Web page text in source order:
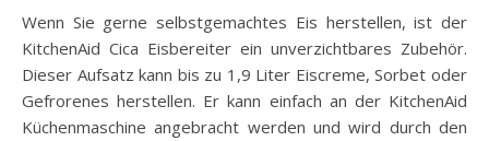
Wenn Sie gerne selbstgemachtes Eis herstellen, ist der
KitchenAid Cica Eisbereiter ein unverzichtbares Zubehör.
Dieser Aufsatz kann bis zu 1,9 Liter Eiscreme, Sorbet oder
Gefrorenes herstellen. Er kann einfach an der KitchenAid
Küchenmaschine angebracht werden und wird durch den